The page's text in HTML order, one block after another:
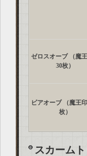
ゼロスオーブ （魔
30枚）
ビアオーブ （魔王
枚）
スカーム